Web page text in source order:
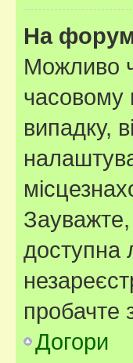
На
Можливо
часовому
випадку,
доступна
пробачте
Догори